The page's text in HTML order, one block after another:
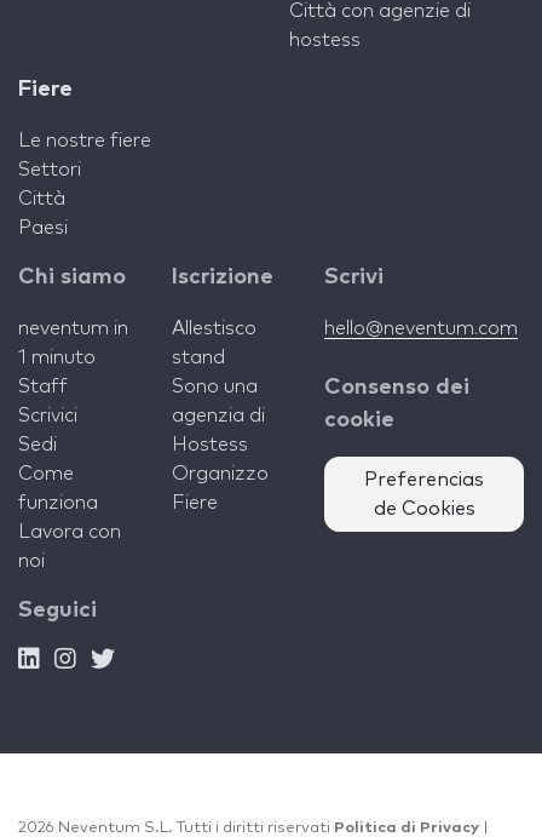
Città con agenzie di
hostess
Fiere
Le nostre fiere
Settori
Città
Paesi
Chi siamo
neventum in
1 minuto
Staff
Scrivici
Sedi
Come
funziona
Lavora con
noi
Iscrizione
Allestisco
stand
Sono una
agenzia di
Hostess
Organizzo
Fiere
Scrivi
hello@neventum.com
Consenso dei
cookie
Preferencias
de Cookies
Seguici
2026 Neventum S.L. Tutti i diritti riservati Politica di Privacy